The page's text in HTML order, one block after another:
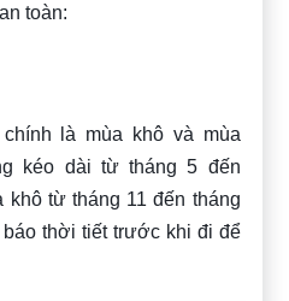
toàn:
là mùa khô và mùa
kéo dài từ tháng 5 đến
khô từ tháng 11 đến tháng
thời tiết trước khi đi để